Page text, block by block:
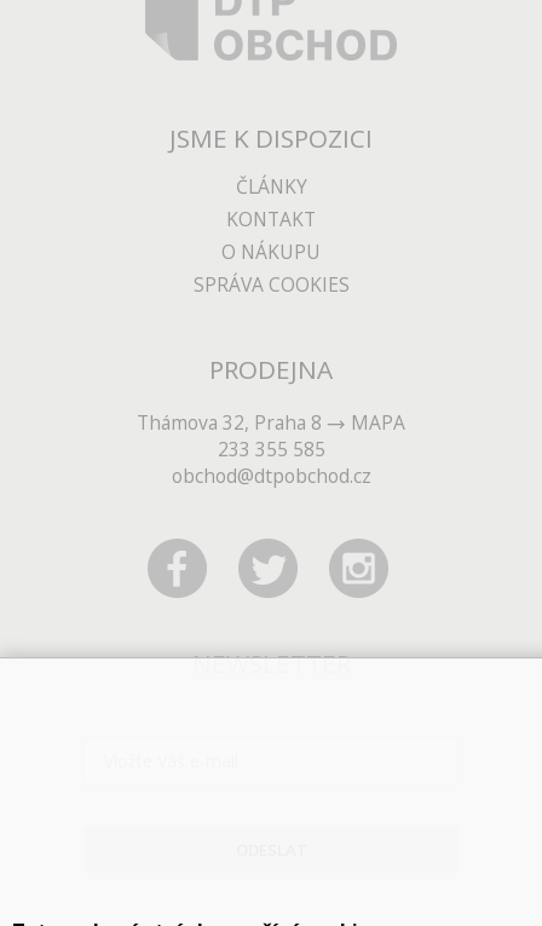
JSME K DISPOZICI
ČLÁNKY
KONTAKT
O NÁKUPU
SPRÁVA COOKIES
PRODEJNA
Thámova 32, Praha 8
MAPA
233 355 585
obchod@dtpobchod.cz
NEWSLETTER